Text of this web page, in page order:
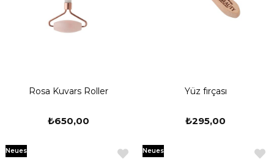
Rosa Kuvars Roller
₺650,00
Yüz fırçası
₺295,00
Neues
Neues